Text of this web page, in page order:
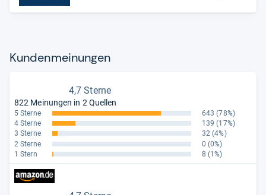
Kun­den­mei­nun­gen
4,7 Sterne
822 Meinungen in 2 Quellen
5 Sterne 643 (78%)
4 Sterne
139 (17%)
3 Sterne
32 (4%)
2 Sterne
0 (0%)
1 Stern
8 (1%)